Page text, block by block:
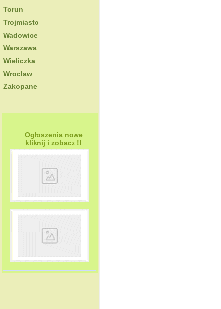
Torun
Trojmiasto
Wadowice
Warszawa
Wieliczka
Wroclaw
Zakopane
Ogłoszenia nowe
kliknij i zobacz !!